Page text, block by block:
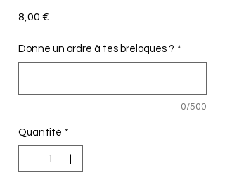
8,00 €
Donne un ordre à tes breloques ? *
0/500
Quantité *